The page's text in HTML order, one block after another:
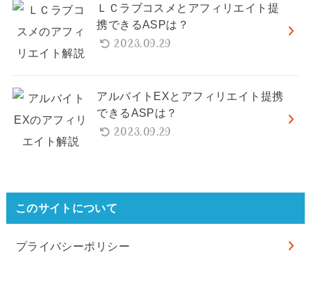
ＬＣラブコスメとアフィリエイト提
携できるASPは？
2023.09.29
アルバイトEXとアフィリエイト提携
できるASPは？
2023.09.29
このサイトについて
プライバシーポリシー